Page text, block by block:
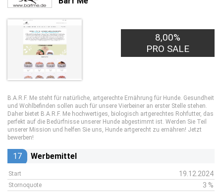
8,00%
PRO SALE
B.A.R.F. Me steht für natürliche, artgerechte Ernährung für Hunde. Gesundheit
und Wohlbefinden sollen auch für unsere Vierbeiner an erster Stelle stehen.
Daher bietet B.A.R.F. Me hochwertiges, biologisch artgerechtes Rohfutter, das
perfekt auf die Bedürfnisse unserer Hunde abgestimmt ist. Werden Sie Teil
unserer Mission und helfen Sie uns, Hunde artgerecht zu ernähren! Jetzt
bewerben!
17 Werbemittel
Start 19.12.2024
Stornoquote 3 %